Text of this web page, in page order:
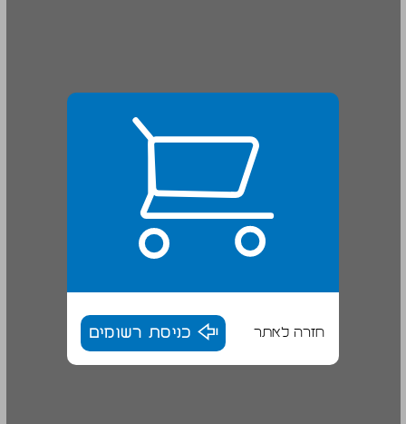
חזרה לאתר כניסת רשומים